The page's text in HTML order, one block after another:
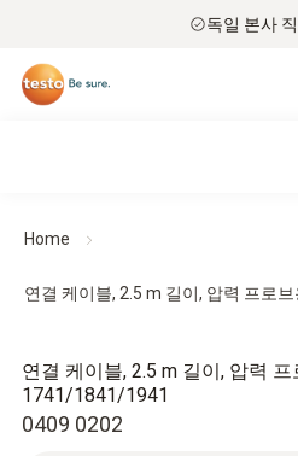
독일 본사
Home
연결 케이블, 2.5 m 길이, 압력 프로
0409 0202
연결 케이블, 2.5 m 길이, 압력
1741/1841/1941